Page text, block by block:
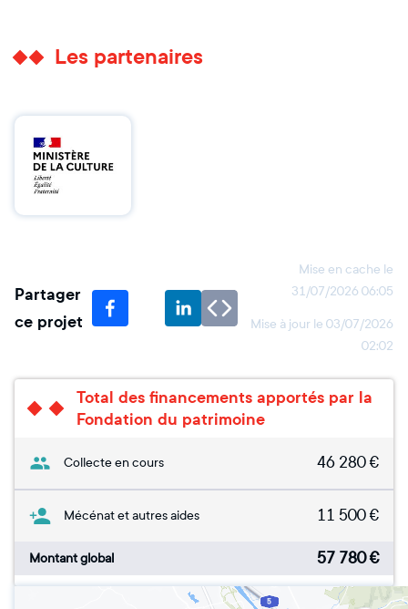
Les partenaires
Partager
ce projet
Mise en cache le
31/07/2026 06:05
Mise à jour le 03/07/2026
02:02
Total des financements apportés par la
Fondation du patrimoine
Collecte en cours 46 280€
Mécénat et autres aides 11 500€
Montant global 57 780€